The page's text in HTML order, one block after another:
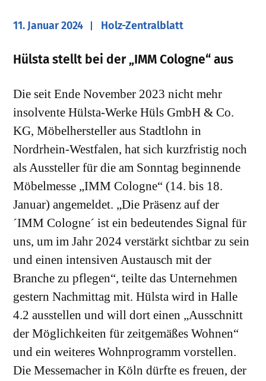
11. Januar 2024 Holz-Zentralblatt
Hülsta stellt bei der „IMM Cologne“ aus
Die seit Ende November 2023 nicht mehr
insolvente Hülsta-Werke Hüls GmbH & Co.
KG, Möbelhersteller aus Stadtlohn in
Nordrhein-Westfalen, hat sich kurzfristig noch
als Aussteller für die am Sonntag beginnende
Möbelmesse „IMM Cologne“ (14. bis 18.
Januar) angemeldet. „Die Präsenz auf der
´IMM Cologne´ ist ein bedeutendes Signal für
uns, um im Jahr 2024 verstärkt sichtbar zu sein
und einen intensiven Austausch mit der
Branche zu pflegen“, teilte das Unternehmen
gestern Nachmittag mit. Hülsta wird in Halle
4.2 ausstellen und will dort einen „Ausschnitt
der Möglichkeiten für zeitgemäßes Wohnen“
und ein weiteres Wohnprogramm vorstellen.
Die Messemacher in Köln dürfte es freuen, der